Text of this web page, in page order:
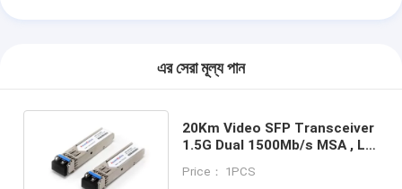
এর সেরা মূল্য পান
20Km Video SFP Transceiver
1.5G Dual 1500Mb/s MSA , LC
Price： 1PCS